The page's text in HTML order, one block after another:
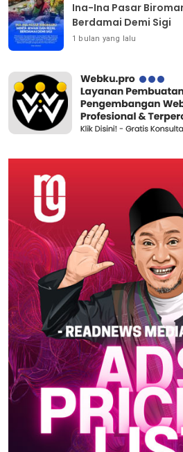
Ina-Ina Pasar
Berdamai Demi Sigi
1 bulan yang lalu